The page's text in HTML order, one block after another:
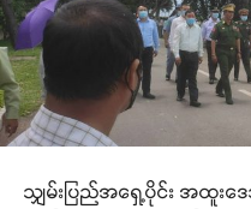
သျှမ်းပြည်အရှေ့ပိုင်း အထူးဒ